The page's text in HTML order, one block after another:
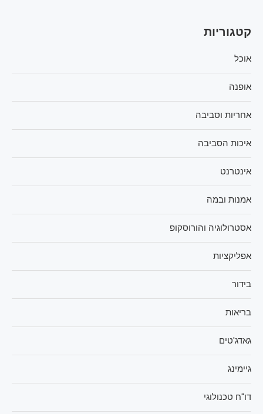
קטגוריות
אוכל
אופנה
אחריות וסביבה
איכות הסביבה
אינטרנט
אמנות ובמה
אסטרולוגיה והורוסקופ
אפליקציות
בידור
בריאות
גאדג'טים
גיימינג
דו"ח טכנולוגי